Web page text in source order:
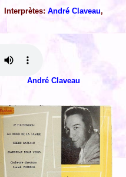
Interprètes: André Claveau,
André Claveau